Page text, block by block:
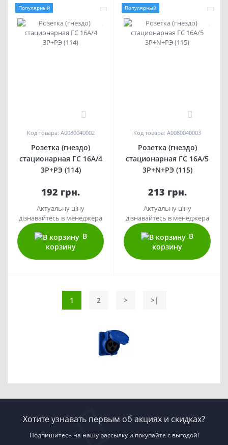
Популярный
Код товара: A0080040002
Розетка (гнездо)
стационарная ГC 16А/4
3Р+РЭ (114)
192 грн.
Актуальну ціну
дізнавайтесь в менеджера
В
корзину
Популярный
Код товара: A0080040003
Розетка (гнездо)
стационарная ГC 16А/5
3Р+N+РЭ (115)
213 грн.
Актуальну ціну
дізнавайтесь в менеджера
В
корзину
1 2 > >|
Хотите узнавать первым об акциях и скидках?
Подпишитесь на нашу рассылку и покупайте с выгодой!